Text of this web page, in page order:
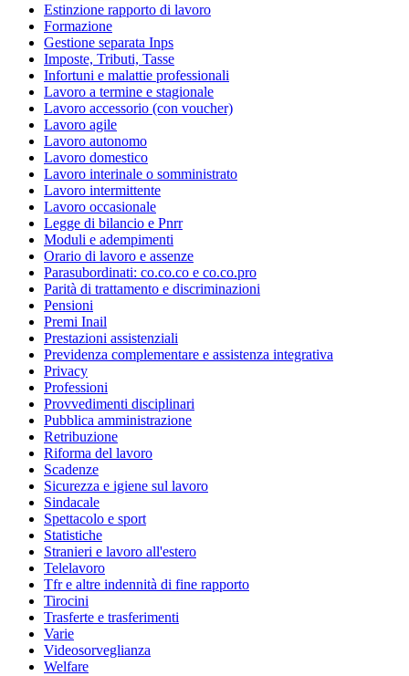
Estinzione rapporto di lavoro
Formazione
Gestione separata Inps
Imposte, Tributi, Tasse
Infortuni e malattie professionali
Lavoro a termine e stagionale
Lavoro accessorio (con voucher)
Lavoro agile
Lavoro autonomo
Lavoro domestico
Lavoro interinale o somministrato
Lavoro intermittente
Lavoro occasionale
Legge di bilancio e Pnrr
Moduli e adempimenti
Orario di lavoro e assenze
Parasubordinati: co.co.co e co.co.pro
Parità di trattamento e discriminazioni
Pensioni
Premi Inail
Prestazioni assistenziali
Previdenza complementare e assistenza integrativa
Privacy
Professioni
Provvedimenti disciplinari
Pubblica amministrazione
Retribuzione
Riforma del lavoro
Scadenze
Sicurezza e igiene sul lavoro
Sindacale
Spettacolo e sport
Statistiche
Stranieri e lavoro all'estero
Telelavoro
Tfr e altre indennità di fine rapporto
Tirocini
Trasferte e trasferimenti
Varie
Videosorveglianza
Welfare